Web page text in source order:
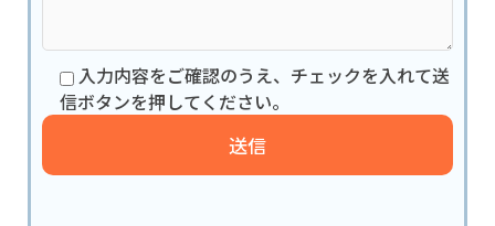
入力内容をご確認のうえ、チェックを入れて送
信ボタンを押してください。